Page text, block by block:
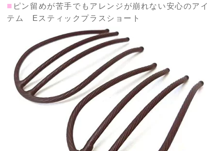
■ ピン留めが苦手でもアレンジが崩れない安心のアイ
テム Eスティックプラスショート